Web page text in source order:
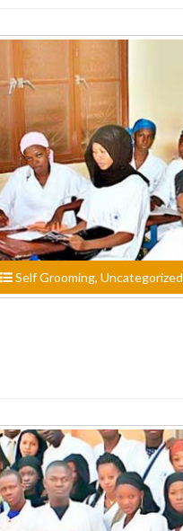
Self Grooming, Uncategorized